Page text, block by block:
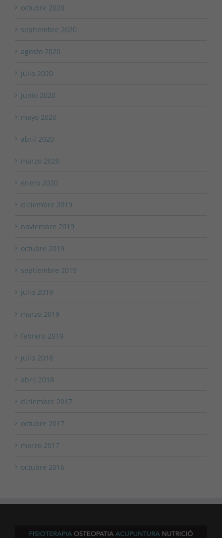
octubre 2020
septiembre 2020
agosto 2020
julio 2020
junio 2020
mayo 2020
abril 2020
marzo 2020
enero 2020
diciembre 2019
noviembre 2019
octubre 2019
septiembre 2019
julio 2019
marzo 2019
febrero 2019
julio 2018
abril 2018
diciembre 2017
octubre 2017
marzo 2017
octubre 2016